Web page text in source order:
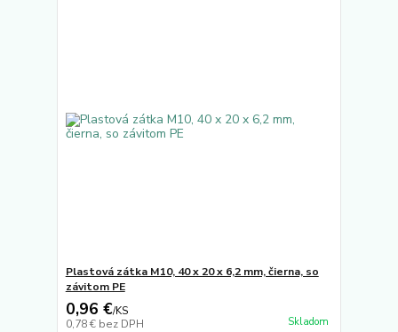
Plastová zátka M10, 40 x 20 x 6,2 mm, čierna, so
závitom PE
0,96 €/KS
0,78 € bez DPH Skladom